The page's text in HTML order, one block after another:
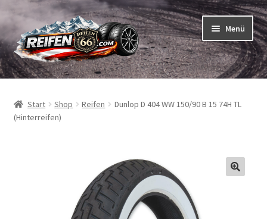
Zur
Navigation
springen
Zum
Inhalt
springen
Menü
Reifen
Schläuche
Start Shop Reifen
Dunlop D 404 WW 150/90 B 15 74H TL
(Hinterreifen)